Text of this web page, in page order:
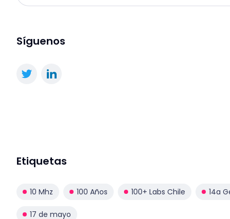
Síguenos
Etiquetas
10 Mhz 100 Años 100+ Labs Chile 14a
17 de mayo